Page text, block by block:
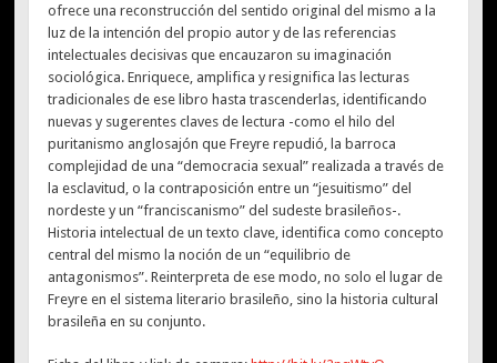
ofrece una reconstrucción del sentido original del mismo a la
luz de la intención del propio autor y de las referencias
intelectuales decisivas que encauzaron su imaginación
sociológica. Enriquece, amplifica y resignifica las lecturas
tradicionales de ese libro hasta trascenderlas, identificando
nuevas y sugerentes claves de lectura -como el hilo del
puritanismo anglosajón que Freyre repudió, la barroca
complejidad de una “democracia sexual” realizada a través de
la esclavitud, o la contraposición entre un “jesuitismo” del
nordeste y un “franciscanismo” del sudeste brasileños-.
Historia intelectual de un texto clave, identifica como concepto
central del mismo la noción de un “equilibrio de
antagonismos”. Reinterpreta de ese modo, no solo el lugar de
Freyre en el sistema literario brasileño, sino la historia cultural
brasileña en su conjunto.